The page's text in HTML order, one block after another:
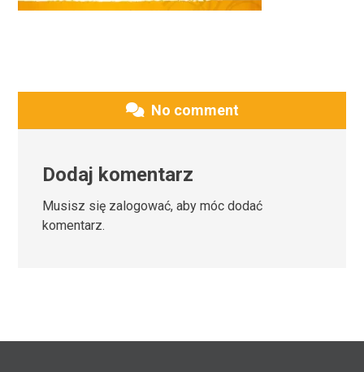
No comment
Dodaj komentarz
Musisz się zalogować, aby móc dodać
komentarz.